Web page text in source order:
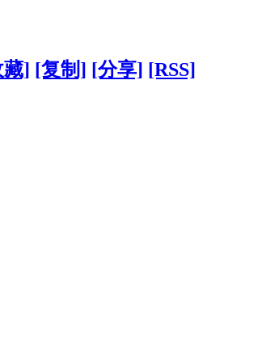
藏] [复制] [分享] [RSS]